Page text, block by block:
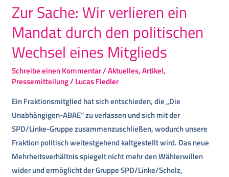
Zur Sache: Wir verlieren ein
Mandat durch den politischen
Wechsel eines Mitglieds
Schreibe einen Kommentar/Aktuelles,Artikel,
Pressemitteilung/ Lucas Fiedler
Ein Fraktionsmitglied hat sich entschieden, die „Die
Unabhängigen-ABAE“ zu verlassen und sich mit der
SPD/Linke-Gruppe zusammenzuschließen, wodurch unsere
Fraktion politisch weitestgehend kaltgestellt wird. Das neue
Mehrheitsverhältnis spiegelt nicht mehr den Wählerwillen
wider und ermöglicht der Gruppe SPD/Linke/Scholz,